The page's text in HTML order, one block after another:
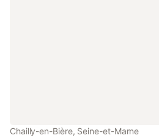
Chailly-en-Bière, Seine-et-Marne